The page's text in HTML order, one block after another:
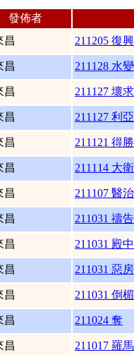
發佈者
昌 211205 復興
昌 211128 水
昌 211127 壞
昌 211127 利
昌 211121 得
昌 211114 大
昌 211107 醫
昌 211031 禱
昌 211031 殿
昌 211031 惡
昌 211031 倒
昌 211024 奪
昌 211017 羅